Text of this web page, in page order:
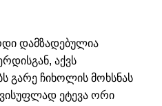
დამზადებულია
აქვს
გარე ჩიხოლის მოხსნას
ეტევა ორი